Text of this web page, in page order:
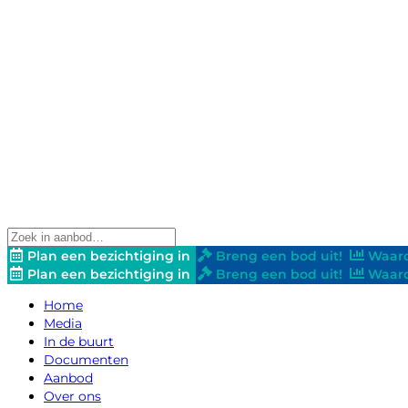
Plan een bezichtiging in Breng een bod uit!
Plan een bezichtiging in
Breng een bod uit!
Home
Media
In de buurt
Documenten
Aanbod
Over ons